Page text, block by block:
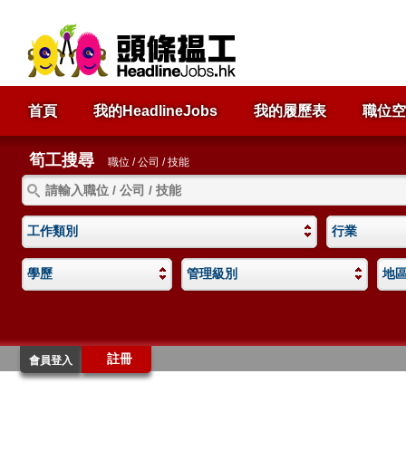
首頁 我的HeadlineJobs 我的履歷表 職位
筍工搜尋 職位 / 公司 / 技能
工作類別 行業
學歷 管理級別 地
會員登入 註冊